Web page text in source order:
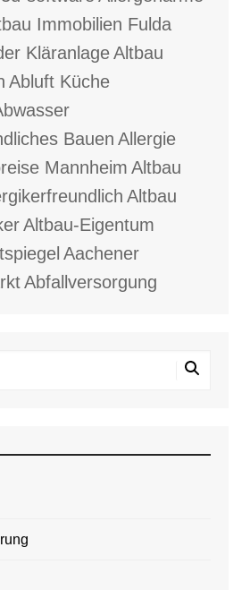
Immobilien Fulda
KläranlageAltbau
Abluft Küche
Bauen Allergie
Mannheim Altbau
Altbau
Altbau-Eigentum
Aachener
Abfallversorgung